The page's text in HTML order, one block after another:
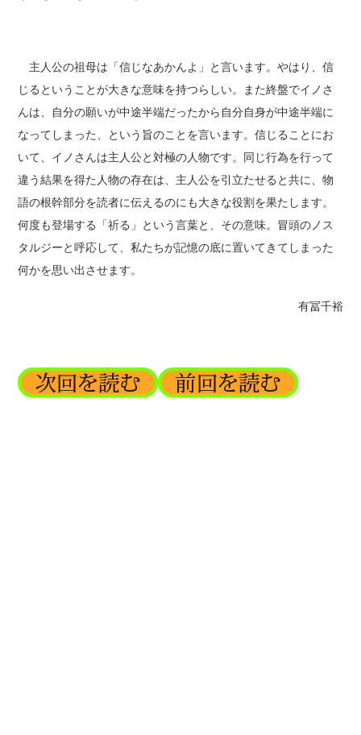
主人公の祖母は「信じなあかんよ」と言います。やはり、信
じるということが大きな意味を持つらしい。また終盤でイノさ
んは、自分の願いが中途半端だったから自分自身が中途半端に
なってしまった、という旨のことを言います。信じることにお
いて、イノさんは主人公と対極の人物です。同じ行為を行って
違う結果を得た人物の存在は、主人公を引立たせると共に、物
語の根幹部分を読者に伝えるのにも大きな役割を果たします。
何度も登場する「祈る」という言葉と、その意味。冒頭のノス
タルジーと呼応して、私たちが記憶の底に置いてきてしまった
何かを思い出させます。
有冨千裕